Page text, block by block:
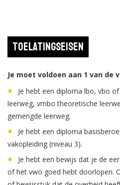
Toelatingseisen
Je moet voldoen aan 1 van de
Je hebt een diploma lbo, vbo
leerweg, vmbo theoretische
gemengde leerweg.
Je hebt een diploma
vakopleiding (niveau 3).
Je hebt een bewijs dat je de
of het vwo goed hebt doorlopen.